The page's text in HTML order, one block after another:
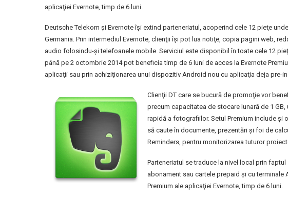
aplicaţiei Evernote, timp de 6 luni.
Deutsche Telekom şi Evernote îşi extind parteneriatul, acoperind cele 12 pieţe
Germania. Prin intermediul Evernote, clienţii îşi pot lua notiţe, copia pagini web,
audio folosindu-şi telefoanele mobile. Serviciul este disponibil în toate cele 12
până pe 2 octombrie 2014 pot beneficia timp de 6 luni de acces la Evernote
aplicaţii sau prin achiziţionarea unui dispozitiv Android nou cu aplicaţia deja pre-
Clienţii DT care se bucură de promoţie vor
precum capacitatea de stocare lunară de 1
rapidă a fotografiilor. Setul Premium include şi
să caute în documente, prezentări şi foi de
Reminders, pentru monitorizarea tuturor
Parteneriatul se traduce la nivel local prin
abonament sau cartele prepaid şi cu
Premium ale aplicaţiei Evernote, timp de 6 luni.